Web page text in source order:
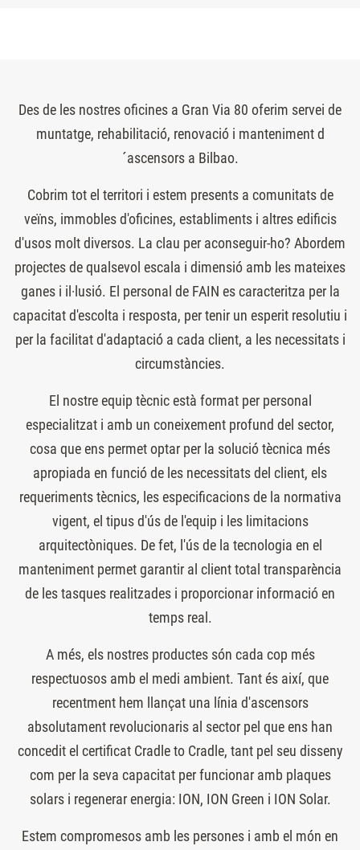
Des de les nostres oficines a Gran Via 80 oferim servei de
muntatge, rehabilitació, renovació i manteniment d
´ascensors a Bilbao.
Cobrim tot el territori i estem presents a comunitats de
veïns, immobles d'oficines, establiments i altres edificis
d'usos molt diversos. La clau per aconseguir-ho? Abordem
projectes de qualsevol escala i dimensió amb les mateixes
ganes i il·lusió. El personal de FAIN es caracteritza per la
capacitat d'escolta i resposta, per tenir un esperit resolutiu i
per la facilitat d'adaptació a cada client, a les necessitats i
circumstàncies.
El nostre equip tècnic està format per personal
especialitzat i amb un coneixement profund del sector,
cosa que ens permet optar per la solució tècnica més
apropiada en funció de les necessitats del client, els
requeriments tècnics, les especificacions de la normativa
vigent, el tipus d'ús de l'equip i les limitacions
arquitectòniques. De fet, l'ús de la tecnologia en el
manteniment permet garantir al client total transparència
de les tasques realitzades i proporcionar informació en
temps real.
A més, els nostres productes són cada cop més
respectuosos amb el medi ambient. Tant és així, que
recentment hem llançat una línia d'ascensors
absolutament revolucionaris al sector pel que ens han
concedit el certificat Cradle to Cradle, tant pel seu disseny
com per la seva capacitat per funcionar amb plaques
solars i regenerar energia: ION, ION Green i ION Solar.
Estem compromesos amb les persones i amb el món en